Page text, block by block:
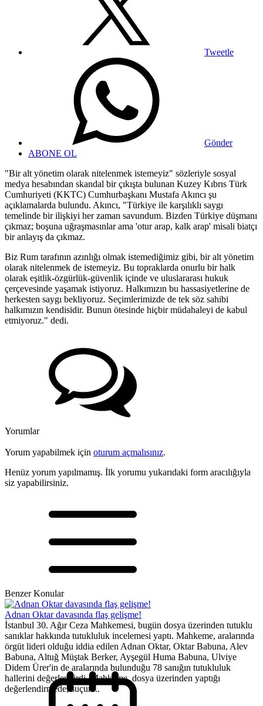
Tweetle
Gönder
ABONE OL
"Bir alt yönetim olarak nitelenmek istemeyiz" sözleriyle sosyal
medya hesabından skandal bir çıkışta bulunan Kuzey Kıbrıs Türk
Cumhuriyeti (KKTC) Cumhurbaşkanı Mustafa Akıncı şu
açıklamalarda bulundu. Akıncı, "Türkiye ile karşılıklı saygı
temelinde bir ilişkiyi her zaman savundum. Bizden Türkiye düşmanı
çıkmaz; boşuna uğraşmasınlar ama 'otur arap, kalk arap' misali biatçı
bir anlayış da çıkmaz.
Biz Rum tarafının azınlığı olmak istemediğimiz gibi, bir alt yönetim
olarak nitelenmek de istemeyiz. Bu topraklarda onurlu bir halk
olarak eşitlik-özgürlük-güvenlik içinde ve uluslararası hukuk
çerçevesinde yaşamak istiyoruz. Halkımızın bu hassasiyetlerine de
herkesten saygı bekliyoruz. Seçimlerimizde de tek söz sahibi
halkımızın kendisidir. Bunun ötesinde hiçbir müdahaleyi de kabul
etmiyoruz." dedi.
Yorumlar
Yorum yapabilmek için oturum açmalısınız.
Henüz yorum yapılmamış. İlk yorumu yukarıdaki form aracılığıyla
siz yapabilirsiniz.
Benzer Konular
Adnan Oktar davasında flaş gelişme!
İstanbul 30. Ağır Ceza Mahkemesi, bugün dosya üzerinden tutuklu
sanıklar hakkında tutukluluk incelemesi yaptı. Mahkeme, aralarında
örgüt lideri olduğu iddia edilen Adnan Oktar, Oktar Babuna, Alev
Babuna, Altuğ Müştak Berker, Ayşegül Huma Babuna, Ulviye
Didem Ürer'in de aralarında bulunduğu 78 sanığın tutukluluk
hallerini değerlendirdi. Mahkeme, dosya üzerinden yaptığı
değerlendirmede, suçun...